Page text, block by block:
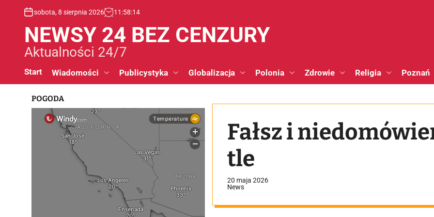
sobota, 8 sierpnia 2026 11 :58:15
NEWSY 24 BEZ CENZURY
Aktualności 24/7
Start Wiadomości Publicystyka Globalizacja Polonia Zdrowie Religia Poznań
Fałsz i
tle
20 maja 2026
News
POGODA